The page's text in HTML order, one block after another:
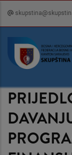
content